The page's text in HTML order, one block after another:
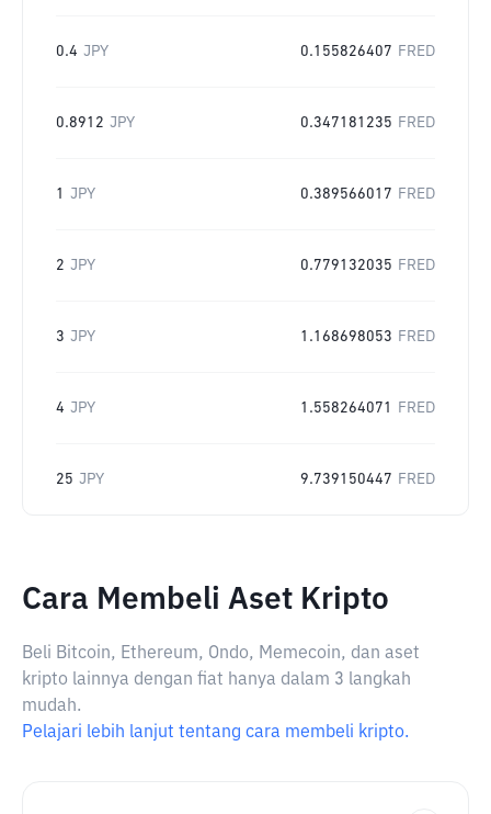
0.4 JPY 0.155826407 FRED
0.8912 JPY 0.347181235 FRED
1 JPY 0.389566017 FRED
2 JPY 0.779132035 FRED
3 JPY 1.168698053 FRED
4 JPY 1.558264071 FRED
25 JPY 9.739150447 FRED
Cara Membeli Aset Kripto
Beli Bitcoin, Ethereum, Ondo, Memecoin, dan aset
kripto lainnya dengan fiat hanya dalam 3 langkah
mudah.
Pelajari lebih lanjut tentang cara membeli kripto.